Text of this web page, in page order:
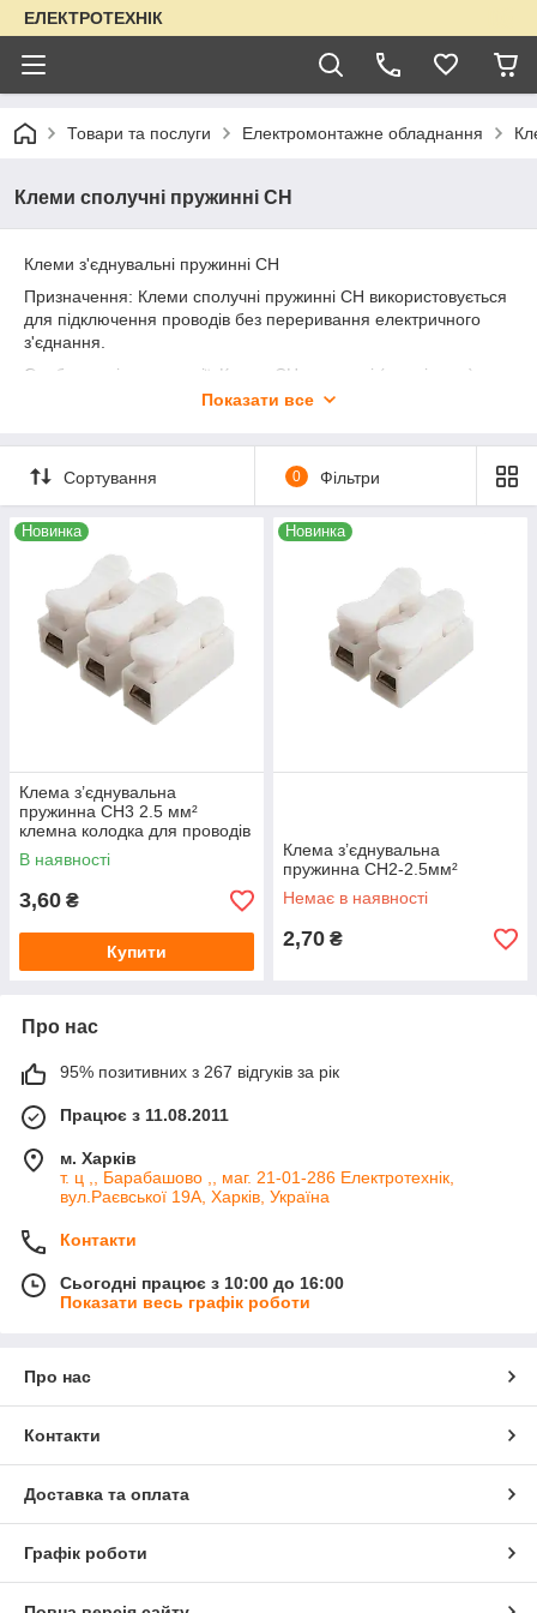
ЕЛЕКТРОТЕХНІК
Товари та послуги Електромонтажне обладнання
Клеми сполучні пружинні CH
Клеми з'єднувальні пружинні CH
Призначення: Клеми сполучні пружинні CH використовується
для підключення проводів без переривання електричного
з'єднання.
Особливості конструкції: Клеми СН є латунні (з лудінням)
контакти обладнані вузлами кріплення до них проводів в
Матеріал корпусу: Пвх, контактна пластина – латунь із
лудінням; пружина – сталь нержавіюча.
Робоча температура: від -35 до +60 °С.
Мають можливість поєднання провідників різного
типу та перерізу в одній клемі.
Посередині конструкції самозатискної клеми є один
або кілька отворів під болт, цвях або шуруп для
закріплення на плоскій поверхні.
Самозатискний тип клеми дозволяє робити зручне та
оперативне з'єднання провідників без допомоги
інструментів та сторонніх пристроїв.
Показати все
Сортування 0 Фільтри
Новинка
Клема з’єднувальна
пружинна СН3 2.5 мм²
клемна колодка для проводів
швидкозажимна
В наявності
3,60 ₴
Купити
Новинка
Клема з’єднувальна
пружинна СН2-2.5мм²
Немає в наявності
2,70 ₴
Про нас
95% позитивних з 267 відгуків за рік
Працює з 11.08.2011
м. Харків
т. ц ,, Барабашово ,, маг. 21-01-286 Електротехнік,
вул.Раєвської 19А, Харків, Україна
Контакти
Сьогодні працює з 10:00 до 16:00
Показати весь графік роботи
Про нас
Контакти
Доставка та оплата
Графік роботи